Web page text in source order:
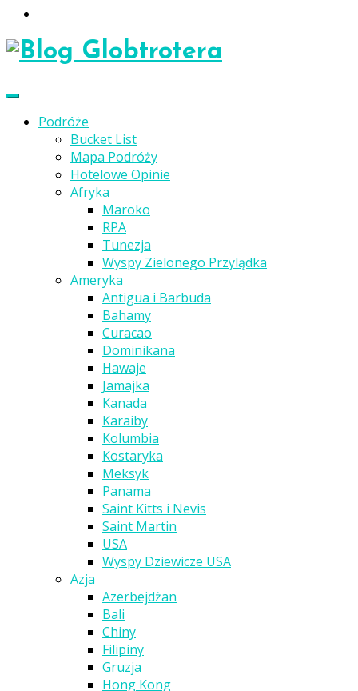
Podróże
Bucket List
Mapa Podróży
Hotelowe Opinie
Afryka
Maroko
RPA
Tunezja
Wyspy Zielonego Przylądka
Ameryka
Antigua i Barbuda
Bahamy
Curacao
Dominikana
Hawaje
Jamajka
Kanada
Karaiby
Kolumbia
Kostaryka
Meksyk
Panama
Saint Kitts i Nevis
Saint Martin
USA
Wyspy Dziewicze USA
Azja
Azerbejdżan
Bali
Chiny
Filipiny
Gruzja
Hong Kong